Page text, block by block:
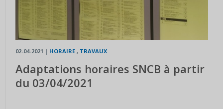
02-04-2021 | HORAIRE , TRAVAUX
Adaptations horaires SNCB à partir
du 03/04/2021